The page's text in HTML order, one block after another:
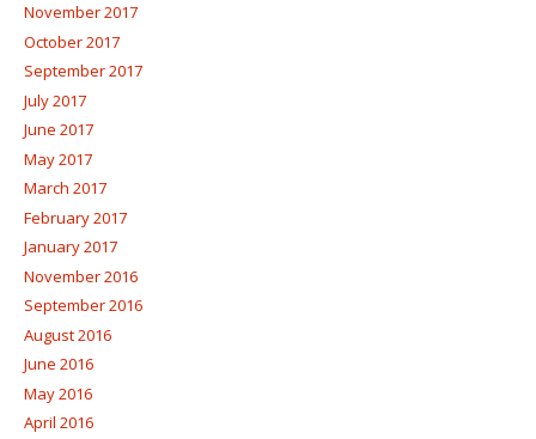
November 2017
October 2017
September 2017
July 2017
June 2017
May 2017
March 2017
February 2017
January 2017
November 2016
September 2016
August 2016
June 2016
May 2016
April 2016